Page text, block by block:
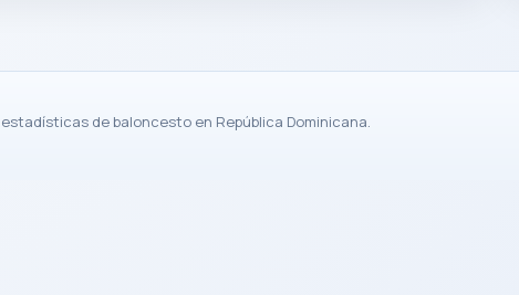
de baloncesto en República Dominicana.